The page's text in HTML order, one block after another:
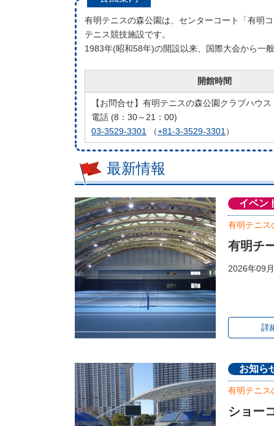
有明テニスの森公園は、センターコート「有明
テニス競技施設です。
1983年(昭和58年)の開設以来、国際大会から一
開館時間
【お問合せ】有明テニスの森公園クラブハウス
電話 (8：30～21：00)
03-3529-3301
（+81-3-3529-3301 ）
最新情報
イベン
有明テニス
有明チ
2026年09
詳
お知ら
有明テニス
ショー